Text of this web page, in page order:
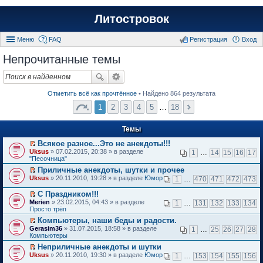
Литостровок
Меню FAQ Вход
Регистрация
Непрочитанные темы
Отметить всё как прочтённое • Найдено 864 результата
1 2 3 4 5 18
Темы
П
е
р
й
и
п
е
р
в
о
м
у
н
Всякое разное...Это не анекдоты!!!
1 … 14 15 16 17
Uksus » 07.02.2015, 20:38 » в разделе
"Песочница"
П
р
е
й
т
и
к
п
е
р
в
Приличные анекдоты, шутки и прочее
1 … 470 471 472 473
Uksus » 20.11.2010, 19:28 » в разделе Юмор
П
е
р
е
й
т
и
к
п
С Праздником!!!
1 … 131 132 133 134
Merien » 23.02.2015, 04:43 » в разделе
Просто трёп
П
е
р
е
й
Компьютеры, наши беды и радости.
1 … 25 26 27 28
Gerasim36 » 31.07.2015, 18:58 » в разделе
Компьютеры
П
Неприличные анекдоты и шутки
1 … 153 154 155 156
Uksus » 20.11.2010, 19:30 » в разделе Юмор